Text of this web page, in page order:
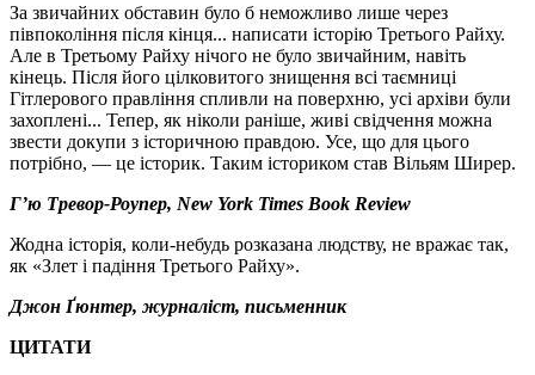
За звичайних обставин було б неможливо лише через
півпокоління після кінця... написати історію Третього Райху.
Але в Третьому Райху нічого не було звичайним, навіть
кінець. Після його цілковитого знищення всі таємниці
Гітлерового правління спливли на поверхню, усі архіви були
захоплені... Тепер, як ніколи раніше, живі свідчення можна
звести докупи з історичною правдою. Усе, що для цього
потрібно, — це історик. Таким істориком став Вільям Ширер.
Г’ю Тревор-Роупер, New York Times Book Review
Жодна історія, коли-небудь розказана людству, не вражає так,
як «Злет і падіння Третього Райху».
Джон Ґюнтер, журналіст, письменник
ЦИТАТИ